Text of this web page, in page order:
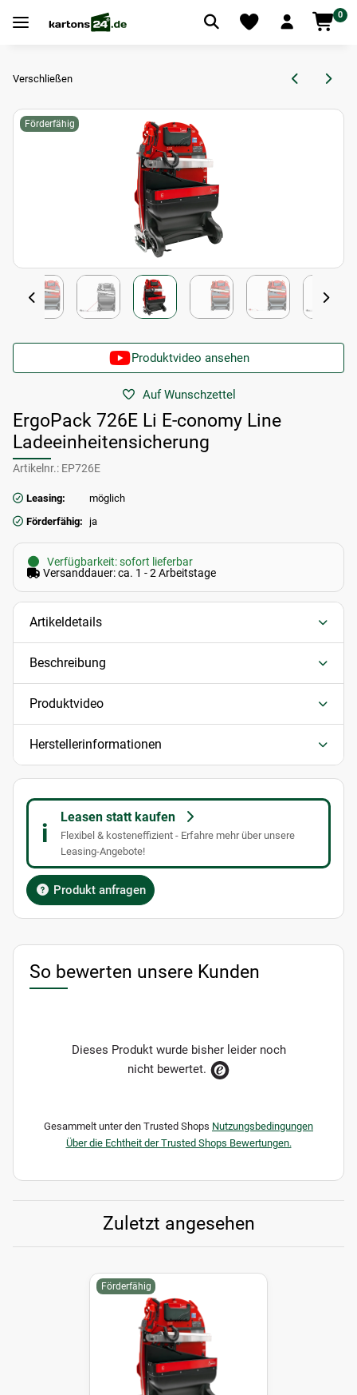
0
Verschließen
Förderfähig
Produktvideo ansehen
Auf Wunschzettel
ErgoPack 726E Li E-conomy Line
Ladeeinheitensicherung
Artikelnr.: EP726E
Leasing:
möglich
Förderfähig:
ja
Verfügbarkeit: sofort lieferbar
Versanddauer: ca. 1 - 2 Arbeitstage
Artikeldetails
Beschreibung
Produktvideo
Herstellerinformationen
i
Leasen statt kaufen
Flexibel & kosteneffizient - Erfahre mehr über unsere
Leasing-Angebote!
Produkt anfragen
So bewerten unsere Kunden
Dieses Produkt wurde bisher leider noch
nicht bewertet.
Gesammelt unter den Trusted Shops Nutzungsbedingungen
Über die Echtheit der Trusted Shops Bewertungen.
Zuletzt angesehen
Förderfähig